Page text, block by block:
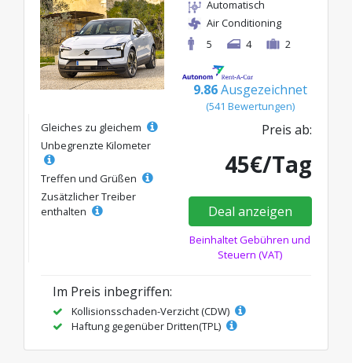
Automatisch
Air Conditioning
5
4 2
9.86 Ausgezeichnet
(541 Bewertungen)
Gleiches zu gleichem
Unbegrenzte Kilometer
Treffen und Grüßen
Zusätzlicher Treiber
enthalten
Preis ab:
45€/Tag
Deal anzeigen
Beinhaltet Gebühren und
Steuern (VAT)
Im Preis inbegriffen:
Kollisionsschaden-Verzicht (CDW)
Haftung gegenüber Dritten(TPL)